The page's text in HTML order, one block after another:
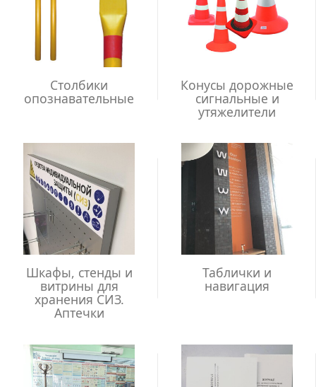
Столбики
опознавательные
Конусы дорожные
сигнальные и
утяжелители
Шкафы, стенды и
витрины для
хранения СИЗ.
Аптечки
Таблички и
навигация